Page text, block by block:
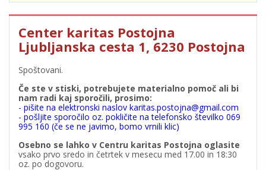
Center karitas Postojna
Ljubljanska cesta 1, 6230 Postojna
Spoštovani.
Če ste v stiski, potrebujete materialno pomoč ali bi
nam radi kaj sporočili, prosimo:
- pišite na elektronski naslov karitas.postojna@gmail.com
- pošljite sporočilo oz. pokličite na telefonsko številko 069
995 160 (če se ne javimo, bomo vrnili klic)
Osebno se lahko v Centru karitas Postojna oglasite
vsako prvo sredo in četrtek v mesecu med 17.00 in 18:30
oz. po dogovoru.